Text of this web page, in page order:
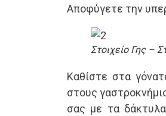
Αποφύγετε την
Στοιχείο Γης –
Καθίστε στα
στους
σας με τα